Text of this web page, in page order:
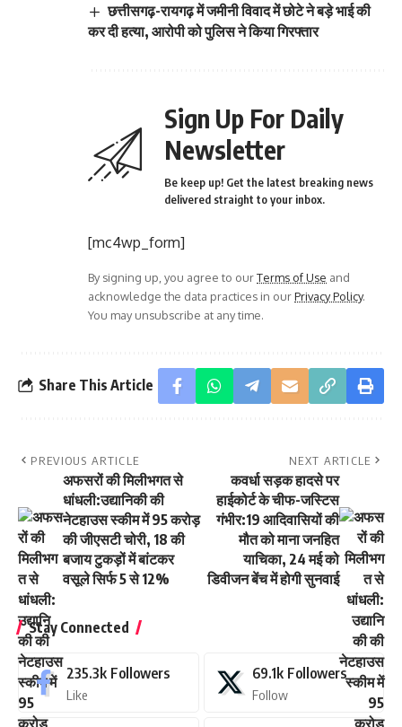
छत्तीसगढ़-रायगढ़ में जमीनी विवाद में छोटे ने बड़े भाई की
कर दी हत्या, आरोपी को पुलिस ने किया गिरफ्तार
Sign Up For Daily
Newsletter
Be keep up! Get the latest breaking news
delivered straight to your inbox.
[mc4wp_form]
By signing up, you agree to ourTerms of Use and
acknowledge the data practices in ourPrivacy Policy.
You may unsubscribe at any time.
Share This Article
PREVIOUS ARTICLE
अफसरों की मिलीभगत से
धांधली:उद्यानिकी की
नेटहाउस स्कीम में 95 करोड़
की जीएसटी चोरी, 18 की
बजाय टुकड़ों में बांटकर
वसूले सिर्फ 5 से 12%
NEXT ARTICLE
कवर्धा सड़क हादसे पर
हाईकोर्ट के चीफ-जस्टिस
गंभीर:19 आदिवासियों की
मौत को माना जनहित
याचिका, 24 मई को
डिवीजन बेंच में होगी सुनवाई
Stay Connected
235.3k Followers
Like
69.1k Followers
Follow